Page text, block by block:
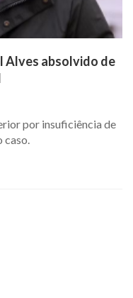
Alves absolvido de
por insuficiência de
caso.